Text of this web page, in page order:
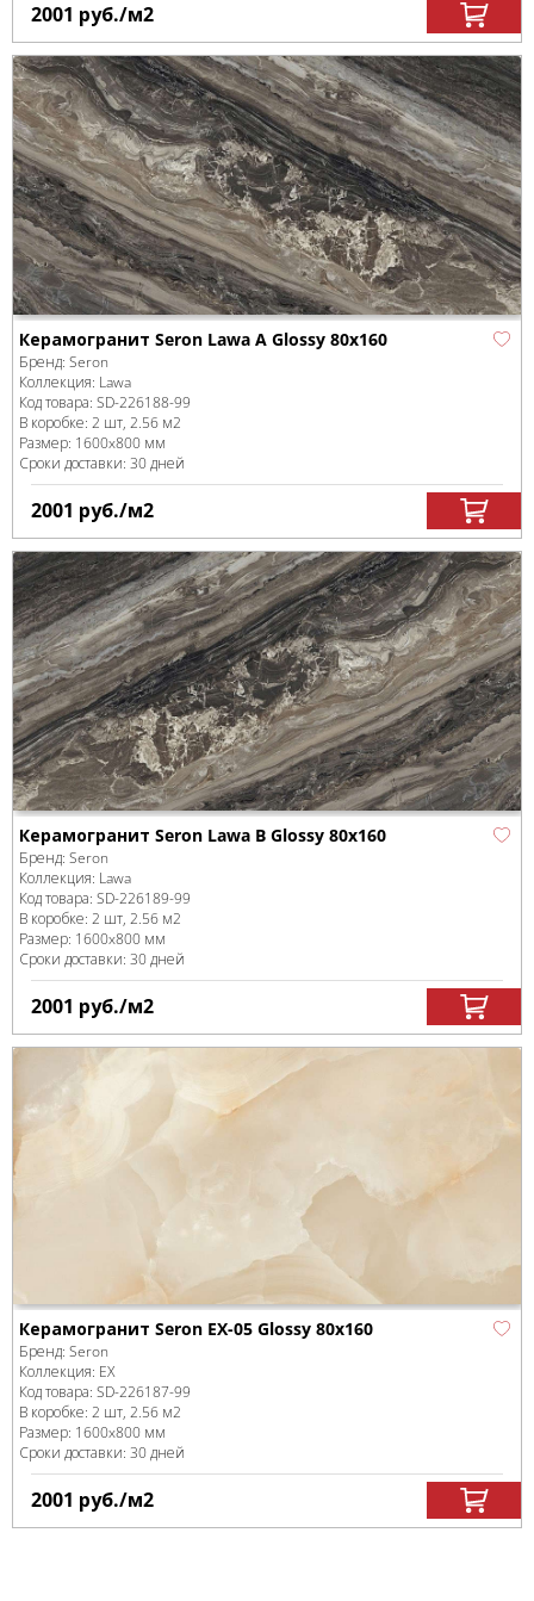
2001 руб./м2
Керамогранит Seron Lawa A Glossy 80x160
Бренд: Seron
Коллекция: Lawa
Код товара: SD-226188-99
В коробке: 2 шт, 2.56 м2
Размер: 1600x800 мм
Сроки доставки: 30 дней
2001 руб./м2
Керамогранит Seron Lawa B Glossy 80x160
Бренд: Seron
Коллекция: Lawa
Код товара: SD-226189-99
В коробке: 2 шт, 2.56 м2
Размер: 1600x800 мм
Сроки доставки: 30 дней
2001 руб./м2
Керамогранит Seron EX-05 Glossy 80x160
Бренд: Seron
Коллекция: EX
Код товара: SD-226187-99
В коробке: 2 шт, 2.56 м2
Размер: 1600x800 мм
Сроки доставки: 30 дней
2001 руб./м2